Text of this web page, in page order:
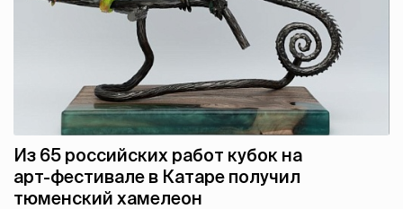
Из 65 российских работ кубок на
арт-фестивале в Катаре получил
тюменский хамелеон